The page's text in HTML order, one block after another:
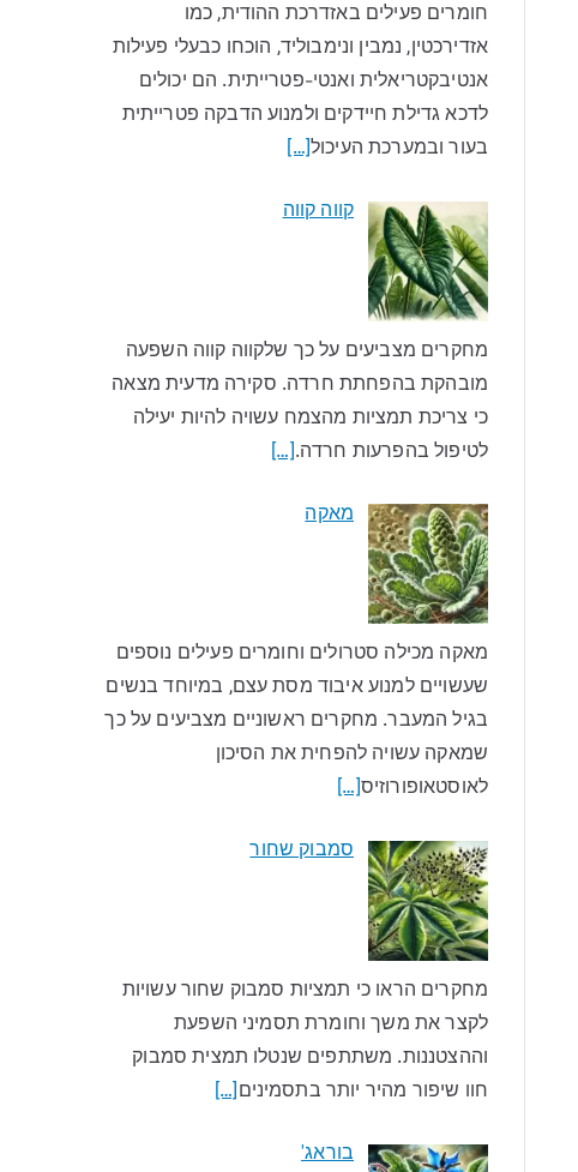
חומרים פעילים באזדרכת ההודית, כמו
אזדירכטין, נמבין ונימבוליד, הוכחו כבעלי פעילות
אנטיבקטריאלית ואנטי-פטרייתית. הם יכולים
לדכא גדילת חיידקים ולמנוע הדבקה פטרייתית
בעור ובמערכת העיכול[…]
קווה קווה
מחקרים מצביעים על כך שלקווה קווה השפעה
מובהקת בהפחתת חרדה. סקירה מדעית מצאה
כי צריכת תמציות מהצמח עשויה להיות יעילה
לטיפול בהפרעות חרדה.[…]
מאקה
מאקה מכילה סטרולים וחומרים פעילים נוספים
שעשויים למנוע איבוד מסת עצם, במיוחד בנשים
בגיל המעבר. מחקרים ראשוניים מצביעים על כך
שמאקה עשויה להפחית את הסיכון
לאוסטאופורוזיס[…]
סמבוק שחור
מחקרים הראו כי תמציות סמבוק שחור עשויות
לקצר את משך וחומרת תסמיני השפעת
וההצטננות. משתתפים שנטלו תמצית סמבוק
חוו שיפור מהיר יותר בתסמינים[…]
בוראג'